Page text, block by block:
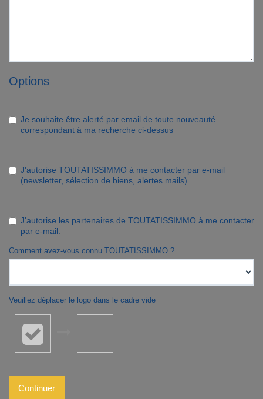
Options
Je souhaite être alerté par email de toute nouveauté
correspondant à ma recherche ci-dessus
J'autorise TOUTATISSIMMO à me contacter par e-mail
(newsletter, sélection de biens, alertes mails)
J'autorise les partenaires de TOUTATISSIMMO à me contacter
par e-mail.
Comment avez-vous connu TOUTATISSIMMO ?
Veuillez déplacer le logo dans le cadre vide
Continuer